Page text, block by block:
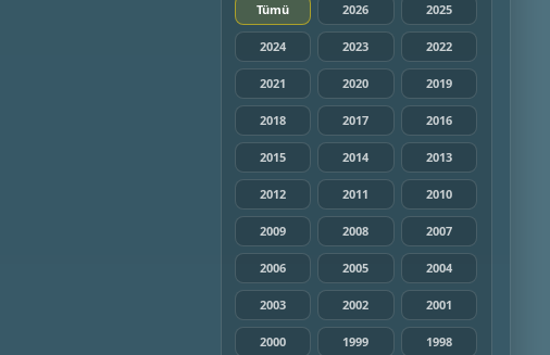
Tümü 2026 2025
2024 2023 2022
2021 2020 2019
2018 2017 2016
2015 2014 2013
2012 2011 2010
2009 2008 2007
2006 2005 2004
2003 2002 2001
2000 1999 1998